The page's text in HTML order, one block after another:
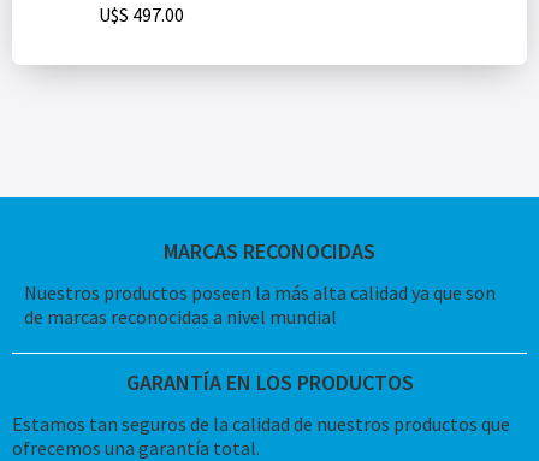
U$S 497.00
MARCAS RECONOCIDAS
Nuestros productos poseen la más alta calidad ya que son
de marcas reconocidas a nivel mundial
GARANTÍA EN LOS PRODUCTOS
Estamos tan seguros de la calidad de nuestros productos que
ofrecemos una garantía total.